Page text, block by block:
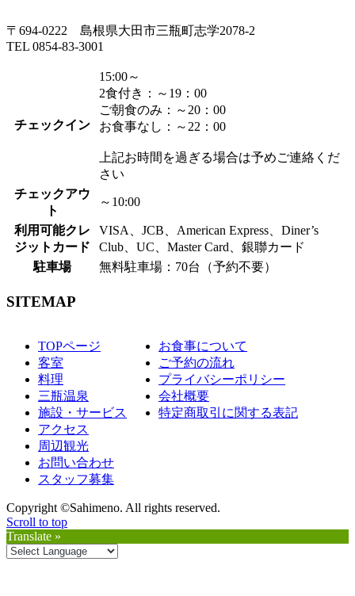
〒694-0222 島根県大田市三瓶町志学2078-2
TEL 0854-83-3001
チェックイン
15:00～
2食付き：～19：00
ご朝食のみ：～20：00
お食事なし：～22：00
上記お時間を過ぎる場合は予めご連絡くだ
さい
チェックアウ
ト
～10:00
利用可能クレ
ジットカード
VISA、JCB、American Express、Diner’s
Club、UC、Master Card、銀聯カード
駐車場
無料駐車場：70台（予約不要）
SITEMAP
TOPページ
客室
料理
三瓶温泉
施設・サービス
アクセス
周辺観光
お問い合わせ
スタッフ募集
お食事について
ご予約の流れ
プライバシーポリシー
会社概要
特定商取引に関する表記
Copyright ©Sahimeno. All rights reserved.
Scroll to top
Translate »